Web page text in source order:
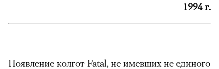
1994 г.
Появление колгот Fatal, не имевших не единого